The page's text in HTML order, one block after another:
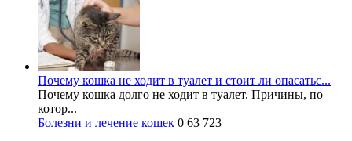
Почему кошка не ходит в туалет и стоит ли опасатьс...
Почему кошка долго не ходит в туалет. Причины, по
котор...
Болезни и лечение кошек 0 63 723